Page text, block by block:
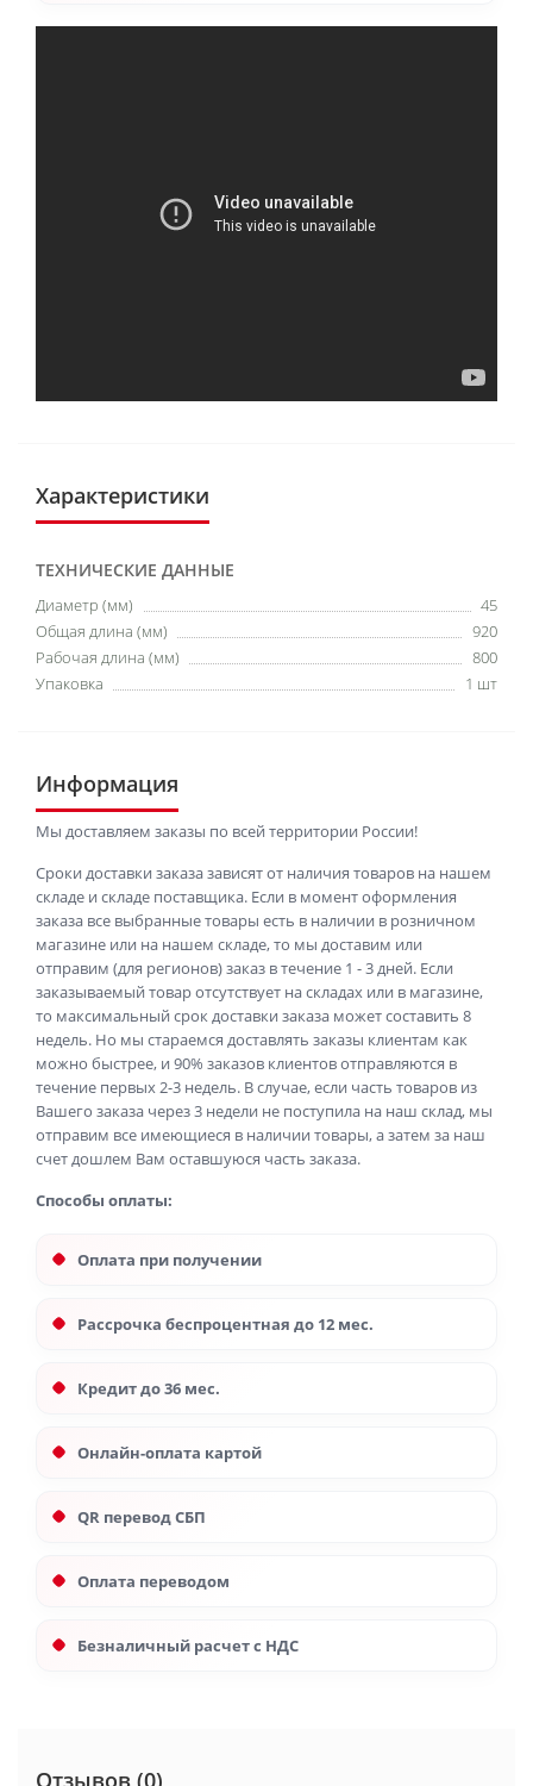
Характеристики
ТЕХНИЧЕСКИЕ ДАННЫЕ
Диаметр (мм)
45
Общая длина (мм)
920
Рабочая длина (мм)
800
Упаковка
1 шт
Информация
Мы доставляем заказы по всей территории России!
Сроки доставки заказа зависят от наличия товаров на нашем
складе и складе поставщика. Если в момент оформления
заказа все выбранные товары есть в наличии в розничном
магазине или на нашем складе, то мы доставим или
отправим (для регионов) заказ в течение 1 - 3 дней. Если
заказываемый товар отсутствует на складах или в магазине,
то максимальный срок доставки заказа может составить 8
недель. Но мы стараемся доставлять заказы клиентам как
можно быстрее, и 90% заказов клиентов отправляются в
течение первых 2-3 недель. В случае, если часть товаров из
Вашего заказа через 3 недели не поступила на наш склад, мы
отправим все имеющиеся в наличии товары, а затем за наш
счет дошлем Вам оставшуюся часть заказа.
Способы оплаты:
Оплата при получении
Рассрочка беспроцентная до 12 мес.
Кредит до 36 мес.
Онлайн-оплата картой
QR перевод СБП
Оплата переводом
Безналичный расчет с НДС
Отзывов (0)